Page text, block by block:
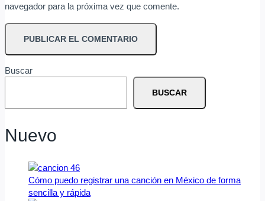
navegador para la próxima vez que comente.
Buscar
BUSCAR
Nuevo
Cómo puedo registrar una canción en México de forma
sencilla y rápida